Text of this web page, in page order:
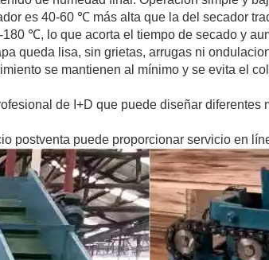
es 40-60 ℃ más alta que la del secador
℃, lo que acorta el tiempo de secado y
queda lisa, sin grietas, arrugas ni
se mantienen al mínimo y se evita el
de I+D que puede diseñar diferentes
postventa puede proporcionar servicio en